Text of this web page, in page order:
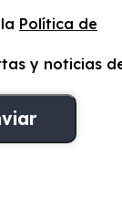
Política de
y noticias